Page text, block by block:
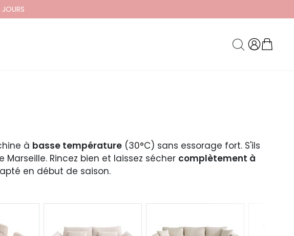
à basse température (30°C) sans essorage fort. S'ils
Rincez bien et laissez sécher complètement à
en début de saison.